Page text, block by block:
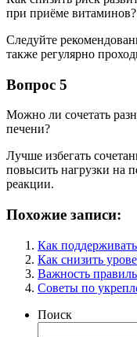
при приёме витаминов?
Следуйте
также регулярно
Вопрос 5
Можно ли сочетать
печени?
Лучше избегать
повысить нагрузки на
реакции.
Похожие записи:
Как
Как снизить
Важность
Советы по
Поиск